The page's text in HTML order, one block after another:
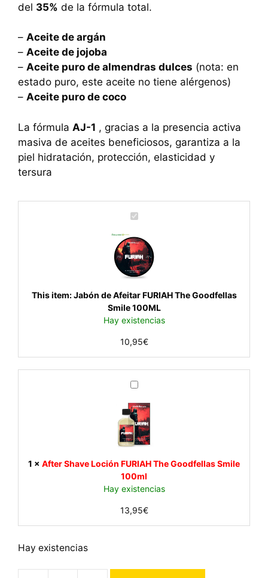
del 35% de la fórmula total.
– Aceite de argán
– Aceite de jojoba
– Aceite puro de almendras dulces (nota: en
estado puro, este aceite no tiene alérgenos)
– Aceite puro de coco
La fórmula AJ-1 , gracias a la presencia activa
masiva de aceites beneficiosos, garantiza a la
piel hidratación, protección, elasticidad y
tersura
J
b
ó
n
d
e
A
f
i
t
a
r
U
R
I
A
T
h
e
G
o
e
This item: Jabón de Afeitar FURIAH The Goodfellas
Smile 100ML
Hay existencias
10,95€
A
t
e
r
S
h
a
v
L
o
1 × After Shave Loción FURIAH The Goodfellas Smile
100ml
Hay existencias
13,95€
Hay existencias